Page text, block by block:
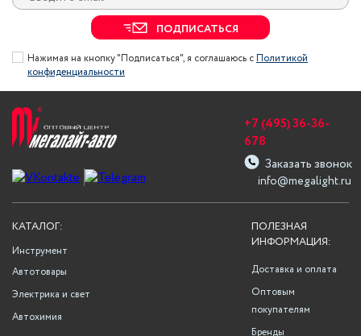
ПОДПИСАТЬСЯ
Нажимая на кнопку "Подписаться", я соглашаюсь сПолитикой
конфиденциальности
info@megalight.ru
+7 (495) 36-36-
678
Заказать звонок
ПОЛЕЗНАЯ
ИНФОРМАЦИЯ:
Доставка и оплата
Оптовым
покупателям
Бренды
КАТАЛОГ:
Инструмент
Автотовары
Электрика и свет
Автохимия